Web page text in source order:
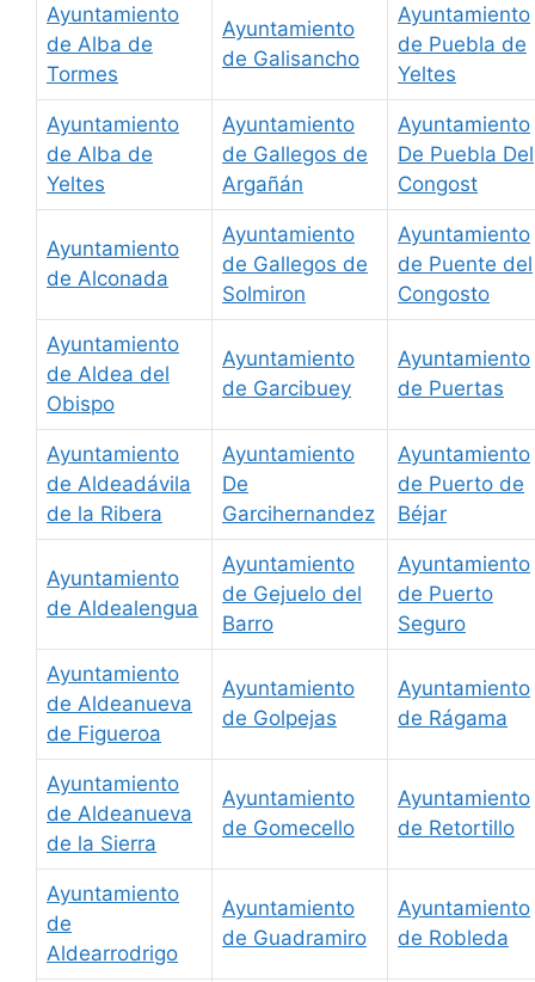
Ayuntamiento
de Alba de
Tormes
Ayuntamiento
de Galisancho
Ayuntamiento
de Puebla de
Yeltes
Ayuntamiento
de Alba de
Yeltes
Ayuntamiento
de Gallegos de
Argañán
Ayuntamiento
De Puebla Del
Congost
Ayuntamiento
de Alconada
Ayuntamiento
de Gallegos de
Solmiron
Ayuntamiento
de Puente del
Congosto
Ayuntamiento
de Aldea del
Obispo
Ayuntamiento
de Garcibuey
Ayuntamiento
de Puertas
Ayuntamiento
de Aldeadávila
de la Ribera
Ayuntamiento
De
Garcihernandez
Ayuntamiento
de Puerto de
Béjar
Ayuntamiento
de Aldealengua
Ayuntamiento
de Gejuelo del
Barro
Ayuntamiento
de Puerto
Seguro
Ayuntamiento
de Aldeanueva
de Figueroa
Ayuntamiento
de Golpejas
Ayuntamiento
de Rágama
Ayuntamiento
de Aldeanueva
de la Sierra
Ayuntamiento
de Gomecello
Ayuntamiento
de Retortillo
Ayuntamiento
de
Aldearrodrigo
Ayuntamiento
de Guadramiro
Ayuntamiento
de Robleda